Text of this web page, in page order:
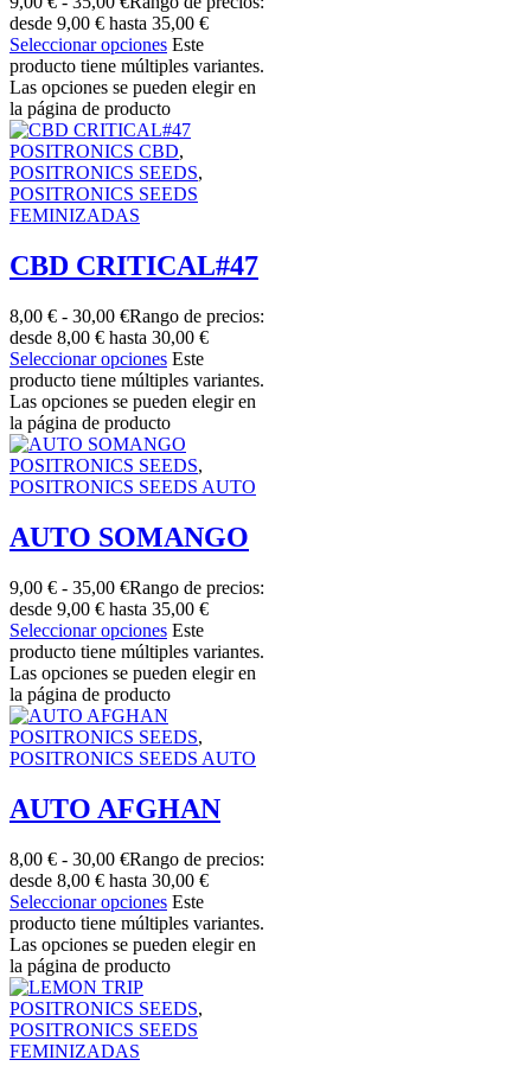
desde 9,00 € hasta 35,00 €
Seleccionar opciones Este
producto tiene múltiples variantes.
Las opciones se pueden elegir en
la página de producto
POSITRONICS CBD,
POSITRONICS SEEDS,
POSITRONICS SEEDS
FEMINIZADAS
CBD CRITICAL#47
8,00 € - 30,00 €Rango de precios:
desde 8,00 € hasta 30,00 €
Seleccionar opciones Este
producto tiene múltiples variantes.
Las opciones se pueden elegir en
la página de producto
POSITRONICS SEEDS,
POSITRONICS SEEDS AUTO
AUTO SOMANGO
9,00 € - 35,00 €Rango de precios:
desde 9,00 € hasta 35,00 €
Seleccionar opciones Este
producto tiene múltiples variantes.
Las opciones se pueden elegir en
la página de producto
POSITRONICS SEEDS,
POSITRONICS SEEDS AUTO
AUTO AFGHAN
8,00 € - 30,00 €Rango de precios:
desde 8,00 € hasta 30,00 €
Seleccionar opciones Este
producto tiene múltiples variantes.
Las opciones se pueden elegir en
la página de producto
POSITRONICS SEEDS,
POSITRONICS SEEDS
FEMINIZADAS